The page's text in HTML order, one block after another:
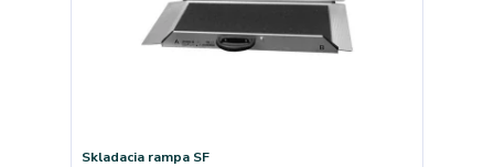
Skladacia rampa SF